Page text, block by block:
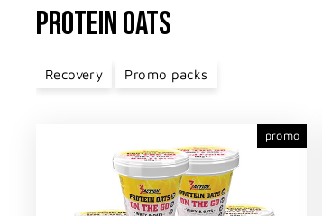
PROTEIN OATS
Recovery Promo packs
promo